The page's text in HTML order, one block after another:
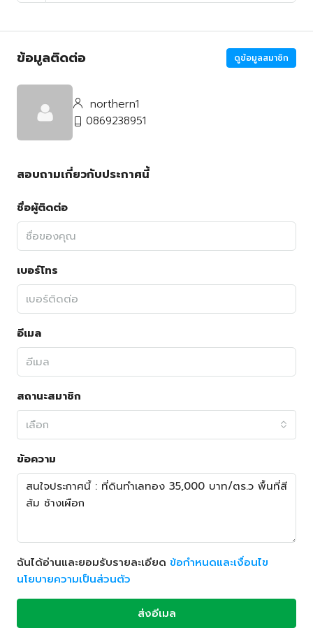
ข้อมูลติดต่อ ดูข้อมูลสมาชิก
northern1
0869238951
สอบถามเกี่ยวกับประกาศนี้
ชื่อผู้ติดต่อ
เบอร์โทร
อีเมล
สถานะสมาชิก
เลือก
ข้อความ
ฉันได้อ่านและยอมรับรายละเอียด ข้อกำหนดและเงื่อนไข
นโยบายความเป็นส่วนตัว
ส่งอีเมล